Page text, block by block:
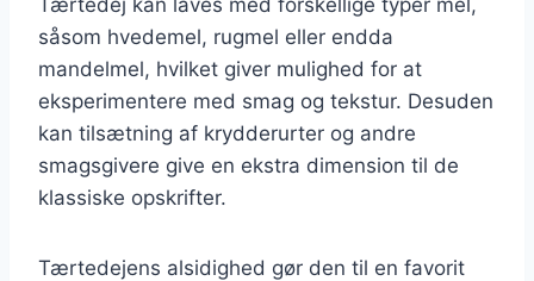
såsom hvedemel, rugmel eller endda
mandelmel, hvilket giver mulighed for at
eksperimentere med smag og tekstur. Desuden
kan tilsætning af krydderurter og andre
smagsgivere give en ekstra dimension til de
klassiske opskrifter.
Tærtedejens alsidighed gør den til en favorit